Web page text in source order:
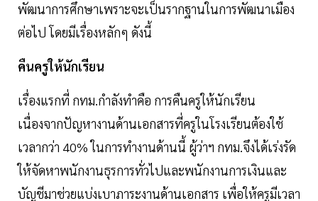
พัฒนาการศึกษาเพราะจะเป็นรากฐานในการพัฒนาเมือง
ต่อไป โดยมีเรื่องหลักๆ ดังนี้
คืนครูให้นักเรียน
เรื่องแรกที่ กทม.กำลังทำคือ การคืนครูให้นักเรียน
เนื่องจากปัญหางานด้านเอกสารที่ครูในโรงเรียนต้องใช้
เวลากว่า 40% ในการทำงานด้านนี้ ผู้ว่าฯ กทม.จึงได้เร่งรัด
ให้จัดหาพนักงานธุรการทั่วไปและพนักงานการเงินและ
บัญชีมาช่วยแบ่งเบาภาระงานด้านเอกสาร เพื่อให้ครูมีเวลา